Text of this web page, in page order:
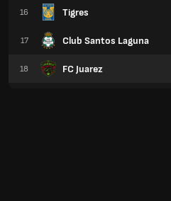
16 Tigres
17 Club Santos Laguna
18 FC Juarez